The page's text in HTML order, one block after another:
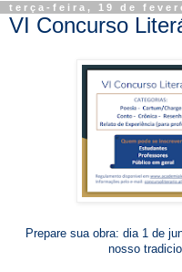
terça-feira, 19 de
VI Concurso
Prepare sua obra: dia 1 de
nosso